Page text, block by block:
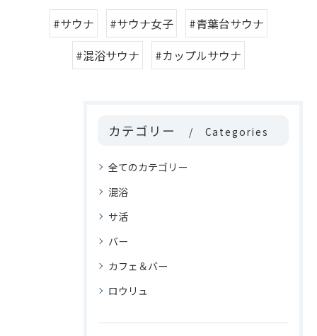
#サウナ #サウナ女子
#青葉台サウナ
#混浴サウナ
#カップルサウナ
カテゴリー Categories
全てのカテゴリー
混浴
サ活
バー
カフェ＆バー
ロウリュ